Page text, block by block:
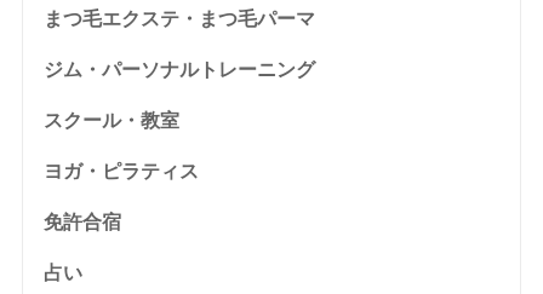
まつ毛エクステ・まつ毛パーマ
ジム・パーソナルトレーニング
スクール・教室
ヨガ・ピラティス
免許合宿
占い